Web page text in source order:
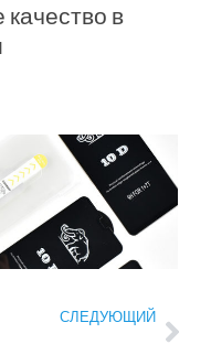
в
СЛЕДУЮЩИЙ